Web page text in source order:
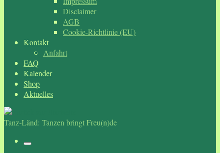
Disclaimer
AGB
Cookie-Richtlinie (EU)
Kontakt
Anfahrt
FAQ
Kalender
Shop
Aktuelles
Tanz-Länd: Tanzen bringt Freu(n)de
Menü